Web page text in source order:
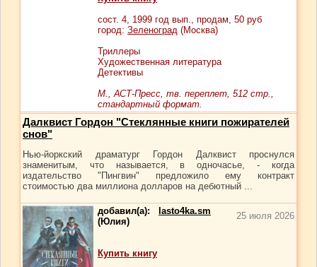
сост. 4, 1999 год вып., продам, 50 руб
город: Зеленоград (Москва)
Триллеры
Художественная литература
Детективы
М., АСТ-Пресс, тв. переплет, 512 стр.,
стандартный формат.
Далквист Гордон "Стеклянные книги пожирателей
снов"
Нью-йоркский драматург Гордон Далквист проснулся
знаменитым, что называется, в одночасье, - когда
издательство "Пингвин" предложило ему контракт
стоимостью два миллиона долларов на дебютный ...
добавил(а):
lasto4ka.sm
(Юлия)
25 июля 2026
Купить книгу